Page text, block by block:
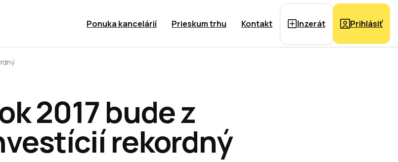
Ponuka kancelárií Prieskum trhu Kontakt Inzerát Prihlásiť
2017 bude z
rekordný